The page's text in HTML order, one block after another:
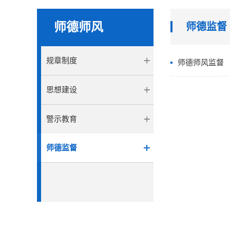
师德师风
规章制度
思想建设
警示教育
师德监督
师德监督
师德师风监督